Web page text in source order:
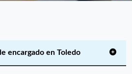
encargado en Toledo